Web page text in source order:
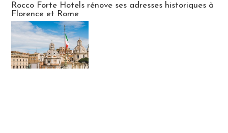
Rocco Forte Hotels rénove ses adresses historiques à
Florence et Rome